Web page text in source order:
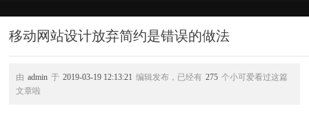
移动网站设计放弃简约是错误的做法
由 admin 于 2019-03-19 12:13:21 编辑发布，已经有 275 个小可爱看过这篇
文章啦